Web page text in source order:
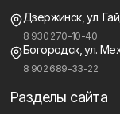
Дзержинск, ул.
8 930 270-10-40
Богородск, ул.
8 902 689-33-22
Разделы сайта